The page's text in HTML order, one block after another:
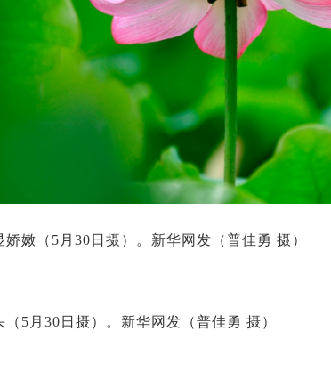
嫩（5月30日摄）。新华网发（普佳勇 摄）
5月30日摄）。新华网发（普佳勇 摄）